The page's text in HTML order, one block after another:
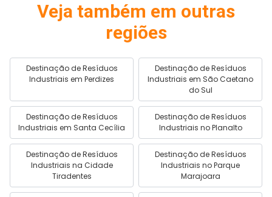
Veja também em outras
regiões
Destinação de Resíduos
Industriais em Perdizes
Destinação de Resíduos
Industriais em São Caetano
do Sul
Destinação de Resíduos
Industriais em Santa Cecília
Destinação de Resíduos
Industriais no Planalto
Destinação de Resíduos
Industriais na Cidade
Tiradentes
Destinação de Resíduos
Industriais no Parque
Marajoara